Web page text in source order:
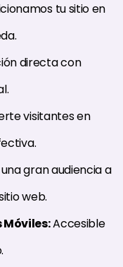
tu sitio en
directa con
visitantes en
gran audiencia a
web.
Accesible